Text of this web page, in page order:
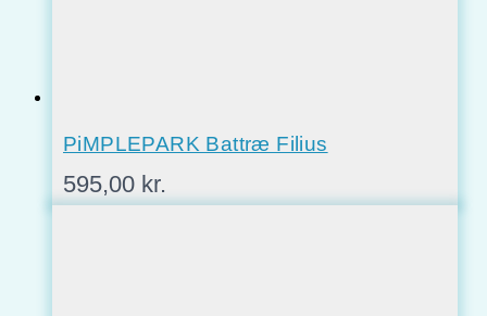
PiMPLEPARK Battræ Filius
595,00 kr.